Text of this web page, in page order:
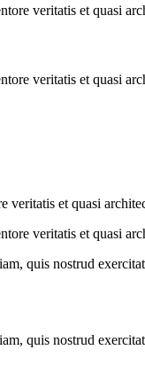
veritatis et quasi
veritatis et quasi
et quasi
veritatis et quasi
quis nostrud
quis nostrud